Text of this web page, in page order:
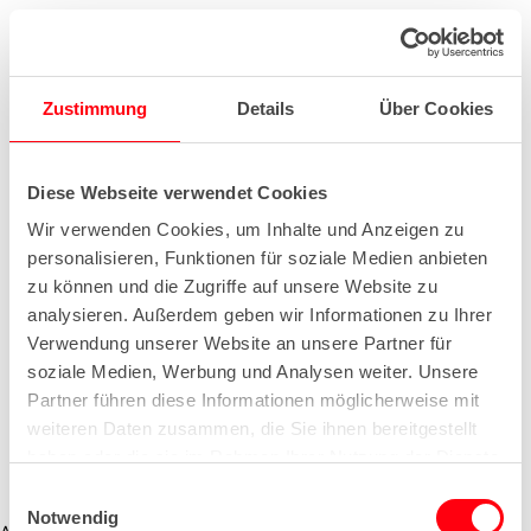
Zustimmung Details Über Cookies
Diese Webseite verwendet Cookies
Wir verwenden Cookies, um Inhalte und Anzeigen zu
personalisieren, Funktionen für soziale Medien anbieten
zu können und die Zugriffe auf unsere Website zu
analysieren. Außerdem geben wir Informationen zu Ihrer
Verwendung unserer Website an unsere Partner für
soziale Medien, Werbung und Analysen weiter. Unsere
Partner führen diese Informationen möglicherweise mit
weiteren Daten zusammen, die Sie ihnen bereitgestellt
Notwendig